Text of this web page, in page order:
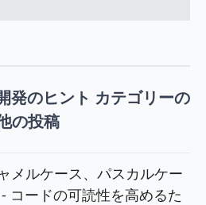
のヒント カテゴリーの
の投稿
メルケース、パスカルケー
コードの可読性を高めるた